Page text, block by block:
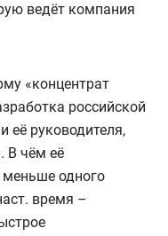
ведёт компания
«концентрат
российской
её руководителя,
В чём её
меньше одного
время –